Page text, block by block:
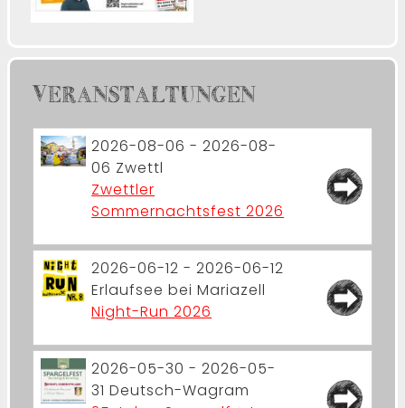
VERANSTALTUNGEN
2026-08-06 - 2026-08-
06 Zwettl
Zwettler
Sommernachtsfest 2026
2026-06-12 - 2026-06-12
Erlaufsee bei Mariazell
Night-Run 2026
2026-05-30 - 2026-05-
31 Deutsch-Wagram